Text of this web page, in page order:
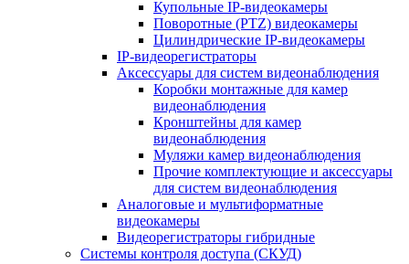
Купольные IP-видеокамеры
Поворотные (PTZ) видеокамеры
Цилиндрические IP-видеокамеры
IP-видеорегистраторы
Аксессуары для систем видеонаблюдения
Коробки монтажные для камер
видеонаблюдения
Кронштейны для камер
видеонаблюдения
Муляжи камер видеонаблюдения
Прочие комплектующие и аксессуары
для систем видеонаблюдения
Аналоговые и мультиформатные
видеокамеры
Видеорегистраторы гибридные
Системы контроля доступа (СКУД)